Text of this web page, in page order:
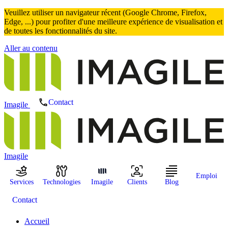
Veuillez utiliser un navigateur récent (Google Chrome, Firefox,
Edge, ...) pour profiter d'une meilleure expérience de visualisation et
de toutes les fonctionnalités du site.
Aller au contenu
Imagile Contact
Imagile
Services Technologies Imagile Clients Blog
Emploi
Contact
Accueil